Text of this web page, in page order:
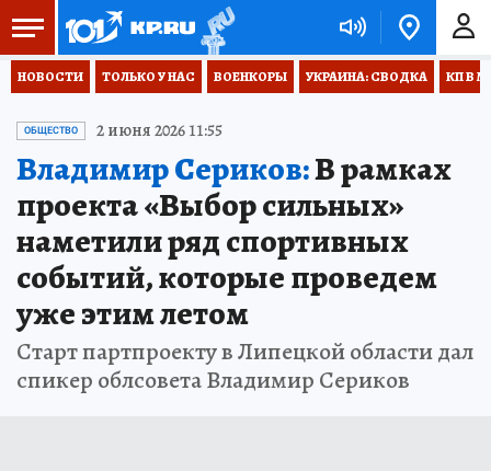
НОВОСТИ ТОЛЬКО У НАС ВОЕНКОРЫ УКРАИНА: СВОДКА КП В
ОБЩЕСТВО 2 июня 2026 11:55
Владимир Сериков:В рамках
проекта «Выбор сильных»
наметили ряд спортивных
событий, которые проведем
уже этим летом
Старт партпроекту в Липецкой области дал
спикер облсовета Владимир Сериков